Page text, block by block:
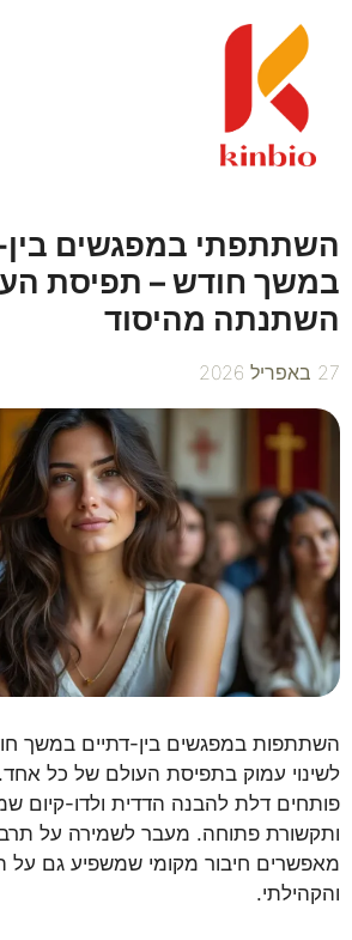
לתוכן
השתתפתי במפגשים
במשך חודש – תפיסת
השתנתה מהיסוד
27 באפריל 2026
השתתפות במפגשים בין-דתיים במשך
לשינוי עמוק בתפיסת העולם של כל
פותחים דלת להבנה הדדית ולדו-קיום
ותקשורת פתוחה. מעבר לשמירה על
מאפשרים חיבור מקומי שמשפיע גם על
והקהילתי.